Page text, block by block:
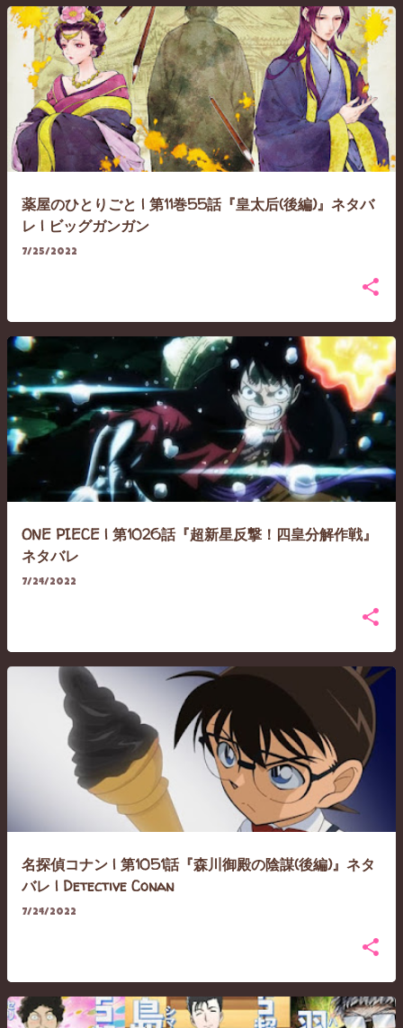
薬屋のひとりごと | 第11巻55話『皇太后(後編)』ネタバ
レ | ビッグガンガン
7/25/2022
ONE PIECE | 第1026話『超新星反撃！四皇分解作戦』
ネタバレ
7/24/2022
名探偵コナン | 第1051話『森川御殿の陰謀(後編)』ネタ
バレ | Detective Conan
7/24/2022